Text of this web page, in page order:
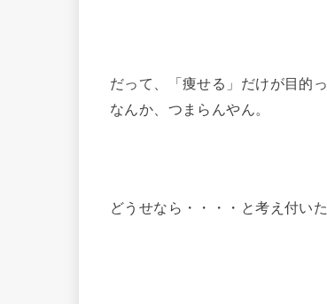
だって、「痩せる」だけが目的
なんか、つまらんやん。
どうせなら・・・・と考え付い